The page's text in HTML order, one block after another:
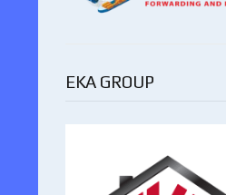
EKA GROUP